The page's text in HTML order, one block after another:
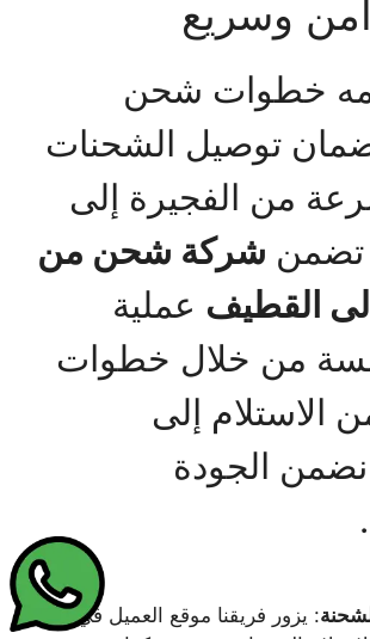
وسريع
خطوات شحن
توصيل الشحنات
من الفجيرة إلى
تضمن شركة شحن من
القطيف عملية
من خلال خطوات
الاستلام إلى
نضمن الجودة
: يزور فريقنا موقع العميل في